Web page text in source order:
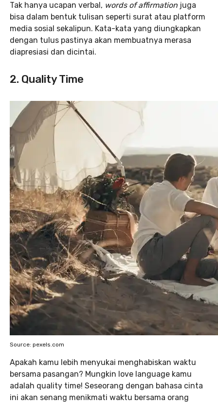
Tak hanya ucapan verbal, words of affirmation juga
bisa dalam bentuk tulisan seperti surat atau platform
media sosial sekalipun. Kata-kata yang diungkapkan
dengan tulus pastinya akan membuatnya merasa
diapresiasi dan dicintai.
2. Quality Time
Source: pexels.com
Apakah kamu lebih menyukai menghabiskan waktu
bersama pasangan? Mungkin love language kamu
adalah quality time! Seseorang dengan bahasa cinta
ini akan senang menikmati waktu bersama orang